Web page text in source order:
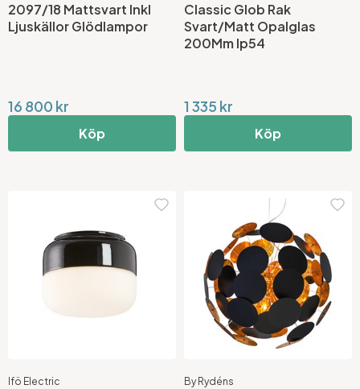
2097/18 Mattsvart Inkl
Ljuskällor Glödlampor
16 800 kr
Köp
Classic Glob Rak
Svart/Matt Opalglas
200Mm Ip54
1 335 kr
Köp
Ifö Electric By Rydéns